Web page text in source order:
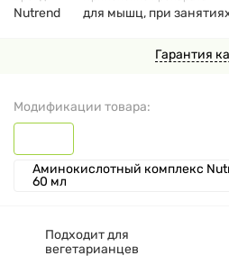
Гарантия
Модификации товара:
Аминокислотный комплекс
60 мл
Подходит для
вегетарианцев
Nutrend для мышц, при